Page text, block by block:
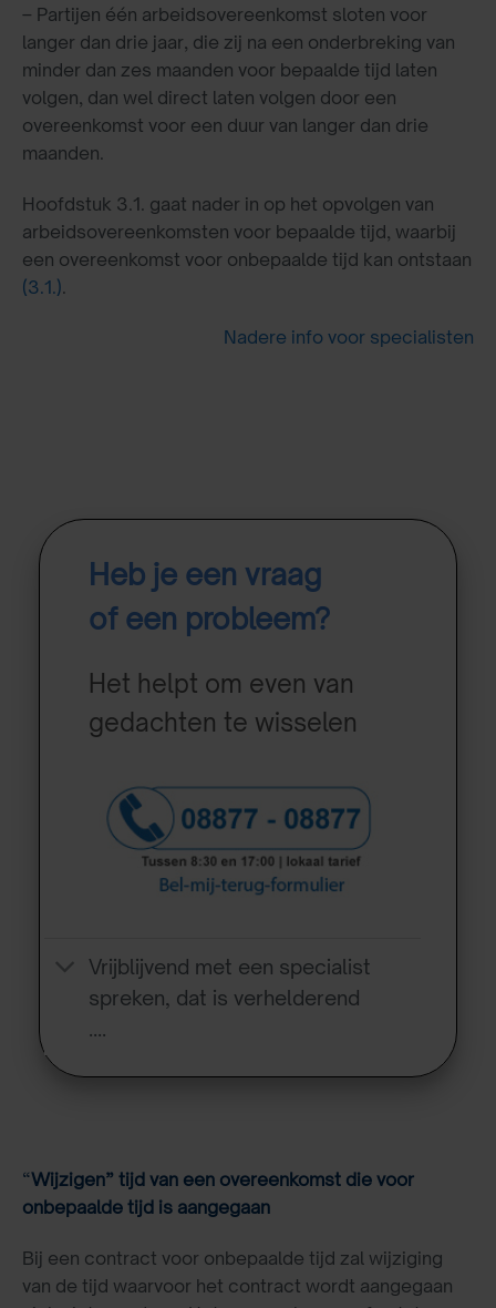
– Partijen één arbeidsovereenkomst sloten voor
langer dan drie jaar, die zij na een onderbreking van
minder dan zes maanden voor bepaalde tijd laten
volgen, dan wel direct laten volgen door een
overeenkomst voor een duur van langer dan drie
maanden.
Hoofdstuk 3.1. gaat nader in op het opvolgen van
arbeidsovereenkomsten voor bepaalde tijd, waarbij
een overeenkomst voor onbepaalde tijd kan ontstaan
(3.1.).
Nadere info voor specialisten
Heb je een vraag
of een probleem?
Het helpt om even van
gedachten te wisselen
Vrijblijvend met een specialist
spreken, dat is verhelderend
….
“Wijzigen” tijd van een overeenkomst die voor
onbepaalde tijd is aangegaan
Bij een contract voor onbepaalde tijd zal wijziging
van de tijd waarvoor het contract wordt aangegaan